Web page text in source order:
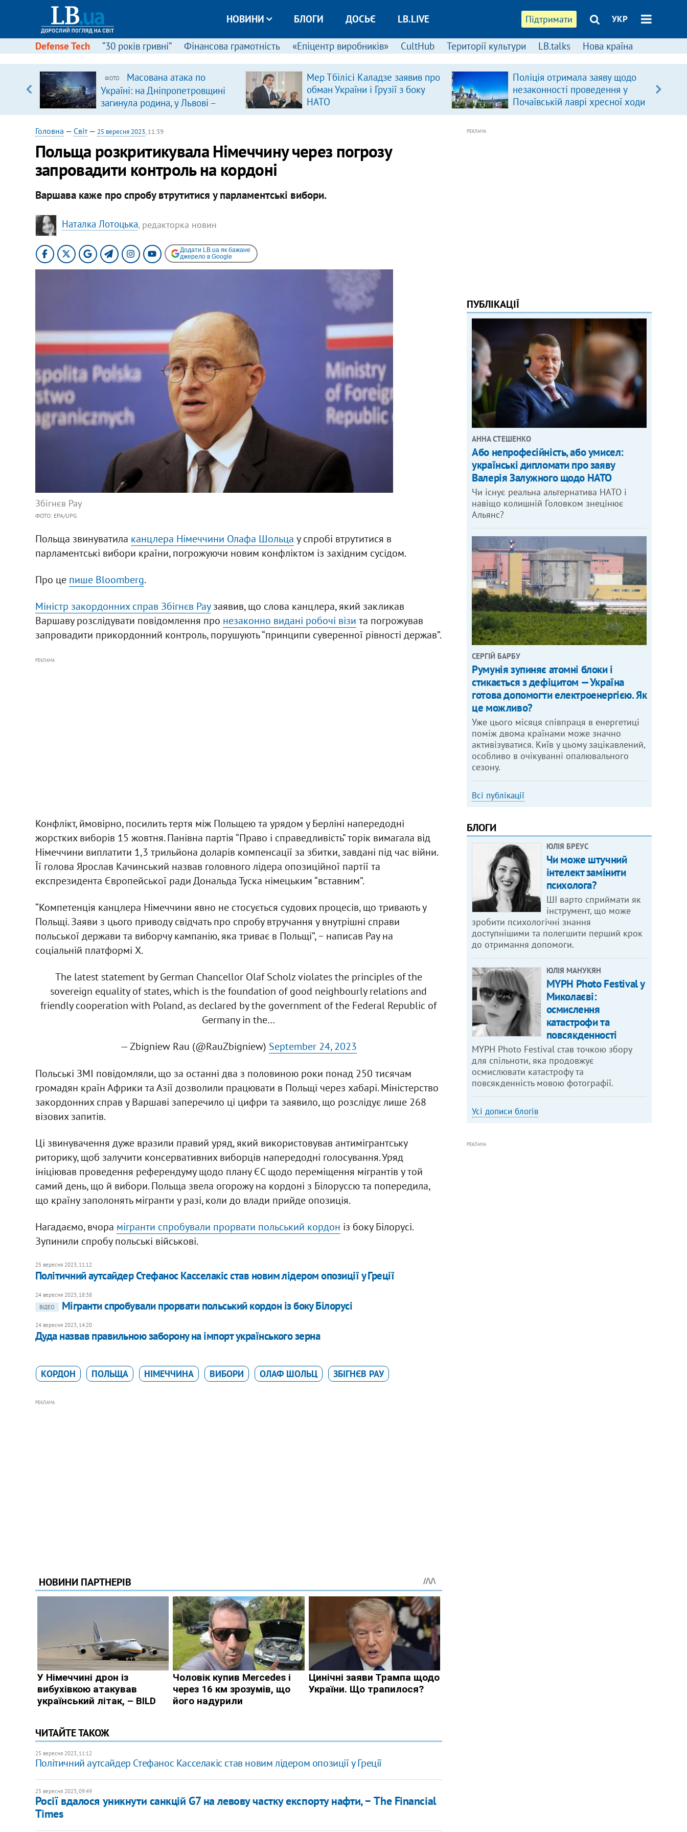
Підтримати УКР
НОВИНИ БЛОГИ ДОСЬЄ LB.LIVE
Defense Tech “30 років гривні” Фінансова грамотність «Епіцентр виробників» CultHub Території культури LB.talks Нова країна
ФОТО
Масована атака по
Україні: на Дніпропетровщині
загинула родина, у Львові –
удар по багатоповерхівках
(доповнюється)
Мер Тбілісі Каладзе заявив про
обман України і Грузії з боку
НАТО
Поліція отримала заяву щодо
незаконності проведення у
Почаївській лаврі хресної ходи
Головна — Світ— 25 вересня 2023, 11:39
Польща розкритикувала Німеччину через погрозу
запровадити контроль на кордоні
Варшава каже про спробу втрутитися у парламентські вибори.
Наталка Лотоцька, редакторка новин
Додати LB.ua як бажане
джерело в Google
Збігнєв Рау
ФОТО: ЕРА/UPG
Польща звинуватила канцлера Німеччини Олафа Шольца у спробі втрутитися в
парламентські вибори країни, погрожуючи новим конфліктом із західним сусідом.
Про це пише Bloomberg.
Міністр закордонних справ Збігнєв Раузаявив, що слова канцлера, який закликав
Варшаву розслідувати повідомлення про незаконно видані робочі візи та погрожував
запровадити прикордонний контроль, порушують “принципи суверенної рівності держав”.
РЕКЛАМА
Конфлікт, ймовірно, посилить тертя між Польщею та урядом у Берліні напередодні
жорстких виборів 15 жовтня. Панівна партія “Право і справедливість” торік вимагала від
Німеччини виплатити 1,3 трильйона доларів компенсації за збитки, завдані під час війни.
Її голова Ярослав Качинський назвав головного лідера опозиційної партії та
експрезидента Європейської ради Дональда Туска німецьким “вставним”.
“Компетенція канцлера Німеччини явно не стосується судових процесів, що тривають у
Польщі. Заяви з цього приводу свідчать про спробу втручання у внутрішні справи
польської держави та виборчу кампанію, яка триває в Польщі”, − написав Рау на
соціальній платформі X.
The latest statement by German Chancellor Olaf Scholz violates the principles of the
sovereign equality of states, which is the foundation of good neighbourly relations and
friendly cooperation with Poland, as declared by the government of the Federal Republic of
Germany in the…
— Zbigniew Rau (@RauZbigniew) September 24, 2023
Польські ЗМІ повідомляли, що за останні два з половиною роки понад 250 тисячам
громадян країн Африки та Азії дозволили працювати в Польщі через хабарі. Міністерство
закордонних справ у Варшаві заперечило ці цифри та заявило, що розслідує лише 268
візових запитів.
Ці звинувачення дуже вразили правий уряд, який використовував антимігрантську
риторику, щоб залучити консервативних виборців напередодні голосування. Уряд
ініціював проведення референдуму щодо плану ЄС щодо переміщення мігрантів у той
самий день, що й вибори. Польща звела огорожу на кордоні з Білоруссю та попередила,
що країну заполонять мігранти у разі, коли до влади прийде опозиція.
Нагадаємо, вчора мігранти спробували прорвати польський кордон із боку Білорусі.
Зупинили спробу польські військові.
25 вересня 2023, 11:12
Політичний аутсайдер Стефанос Касселакіс став новим лідером опозиції у Греції
24 вересня 2023, 18:38
ВІДЕО
Мігранти спробували прорвати польський кордон із боку Білорусі
24 вересня 2023, 14:20
Дуда назвав правильною заборону на імпорт українського зерна
КОРДОН ПОЛЬЩА НІМЕЧЧИНА ВИБОРИ ОЛАФ ШОЛЬЦ ЗБІГНЄВ РАУ
РЕКЛАМА
ЧИТАЙТЕ ТАКОЖ
25 вересня 2023, 11:12
Політичний аутсайдер Стефанос Касселакіс став новим лідером опозиції у Греції
25 вересня 2023, 09:49
Росії вдалося уникнути санкцій G7 на левову частку експорту нафти, − The Financial
Times
РЕКЛАМА
ПУБЛІКАЦІЇ
АННА СТЕШЕНКО
Або непрофесійність, або умисел:
українські дипломати про заяву
Валерія Залужного щодо НАТО
Чи існує реальна альтернатива НАТО і
навіщо колишній Головком знецінює
Альянс?
СЕРГІЙ БАРБУ
Румунія зупиняє атомні блоки і
стикається з дефіцитом — Україна
готова допомогти електроенергією. Як
це можливо?
Уже цього місяця співпраця в енергетиці
поміж двома країнами може значно
активізуватися. Київ у цьому зацікавлений,
особливо в очікуванні опалювального
сезону.
Всі публікації
БЛОГИ
ЮЛІЯ БРЕУС
Чи може штучний
інтелект замінити
психолога?
ШІ варто сприймати як
інструмент, що може
зробити психологічні знання
доступнішими та полегшити перший крок
до отримання допомоги.
ЮЛІЯ МАНУКЯН
MYPH Photo Festival у
Миколаєві:
осмислення
катастрофи та
повсякденності
MYPH Photo Festival став точкою збору
для спільноти, яка продовжує
осмислювати катастрофу та
повсякденність мовою фотографії.
Усі дописи блогів
РЕКЛАМА